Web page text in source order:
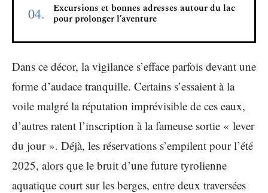
Excursions et bonnes adresses autour du lac
pour prolonger l’aventure
Dans ce décor, la vigilance s’efface parfois devant une
forme d’audace tranquille. Certains s’essaient à la
voile malgré la réputation imprévisible de ces eaux,
d’autres ratent l’inscription à la fameuse sortie « lever
du jour ». Déjà, les réservations s’empilent pour l’été
2025, alors que le bruit d’une future tyrolienne
aquatique court sur les berges, entre deux traversées